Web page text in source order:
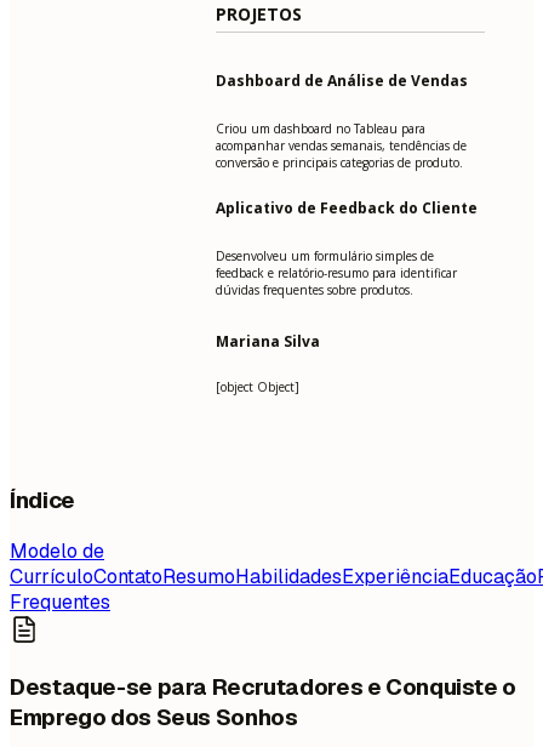
PROJETOS
Dashboard de Análise de Vendas
Criou um dashboard no Tableau para
acompanhar vendas semanais, tendências de
conversão e principais categorias de produto.
Aplicativo de Feedback do Cliente
Desenvolveu um formulário simples de
feedback e relatório-resumo para identificar
dúvidas frequentes sobre produtos.
Mariana Silva
[object Object]
Índice
Modelo de
CurrículoContatoResumoHabilidadesExperiênciaEducação
Frequentes
Destaque-se para Recrutadores e Conquiste o
Emprego dos Seus Sonhos